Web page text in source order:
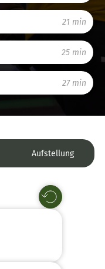
21 min
25 min
27 min
Aufstellung